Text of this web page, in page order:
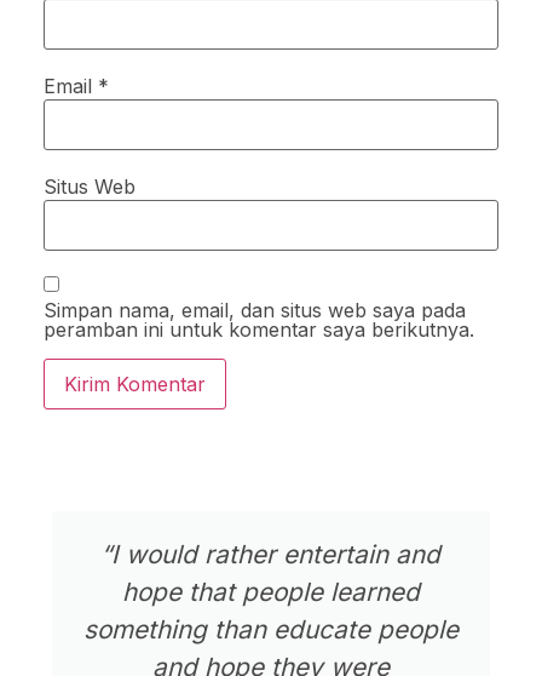
Email *
Situs Web
Simpan nama, email, dan situs web saya pada
peramban ini untuk komentar saya berikutnya.
“I would rather entertain and
hope that people learned
something than educate people
and hope they were